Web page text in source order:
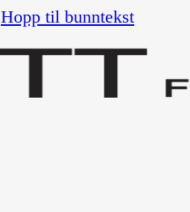
Hopp til bunntekst